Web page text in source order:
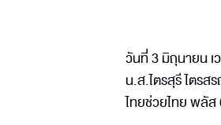
วันที่ 3 มิถุนายน เ
น.ส.ไตรสุรี ไตรส
ไทยช่วยไทย พลั